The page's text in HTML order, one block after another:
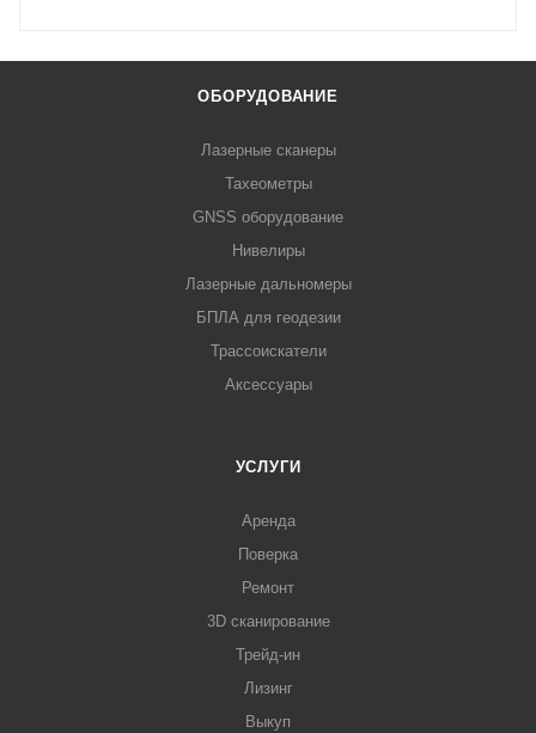
ОБОРУДОВАНИЕ
Лазерные сканеры
Тахеометры
GNSS оборудование
Нивелиры
Лазерные дальномеры
БПЛА для геодезии
Трассоискатели
Аксессуары
УСЛУГИ
Аренда
Поверка
Ремонт
3D сканирование
Трейд-ин
Лизинг
Выкуп